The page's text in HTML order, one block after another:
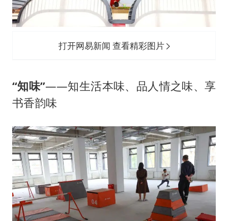
打开网易新闻 查看精彩图片
“知味”——知生活本味、品人情之味、享
书香韵味